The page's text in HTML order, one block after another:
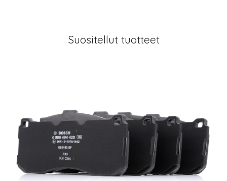
Suositellut tuotteet